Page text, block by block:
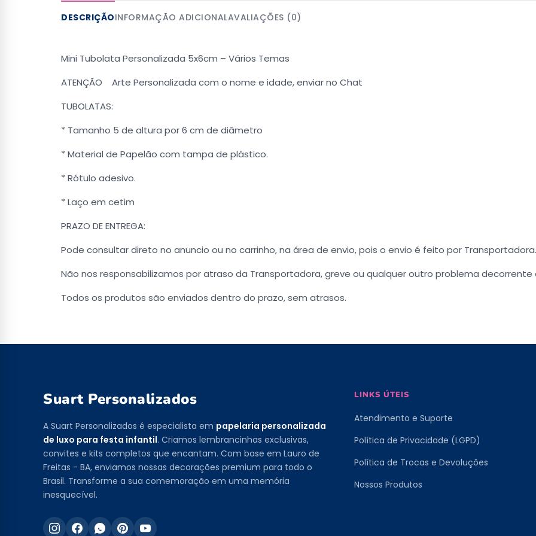
DESCRIÇÃOINFORMAÇÃO ADICIONALAVALIAÇÕES (0)
Mini Tubolata Personalizada 5x6cm – Vários Temas
ATENÇÃO Arte Personalizada com o nome e idade, enviar no Chat
TUBOLATAS:
* Tamanho 5 de altura por 6 cm de diâmetro
* Material de Papelão com tampa de plástico.
* Rótulo adesivo.
* Laço em cetim
PRAZO DE ENTREGA:
Pode consultar direto no anuncio ou no carrinho, na área de envio, pois o envio é feito por Transportadora.
Não nos responsabilizamos por atraso da Transportadora, greve ou qualquer outro problema
Todos os produtos são enviados dentro do prazo, sem atrasos.
Suart Personalizados
A Suart Personalizados é especialista em papelaria personalizada
de luxo para festa infantil. Criamos lembrancinhas exclusivas,
convites e kits completos que encantam. Com base em Lauro de
Freitas - BA, enviamos nossas decorações premium para todo o
Brasil. Transforme a sua comemoração em uma memória
inesquecível.
LINKS ÚTEIS
Atendimento e Suporte
Política de Privacidade (LGPD)
Política de Trocas e Devoluções
Nossos Produtos